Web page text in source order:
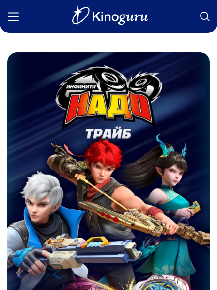
Фильмы
Статьи
Сериалы
Новости
Подборки
Рецензии
О нас
Авторы